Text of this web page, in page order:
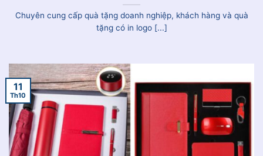
Chuyên cung cấp quà tặng doanh nghiệp, khách hàng và quà
tặng có in logo [...]
11
Th10